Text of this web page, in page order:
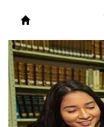
Biblioteca